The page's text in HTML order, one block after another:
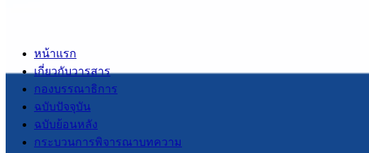
หน้าแรก
เกี่ยวกับวารสาร
กองบรรณาธิการ
ฉบับปัจจุบัน
ฉบับย้อนหลัง
กระบวนการพิจารณาบทความ